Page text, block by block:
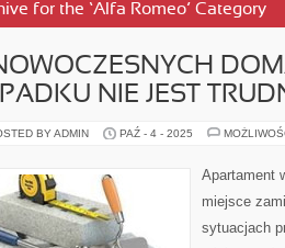
for the ‘Alfa Romeo’ Category
NIE JEST
BY ADMIN PAŹ - 4 - 2025
Apartament
miejsce
sytuacjach